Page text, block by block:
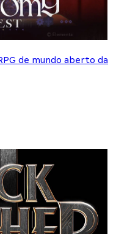
de mundo aberto da